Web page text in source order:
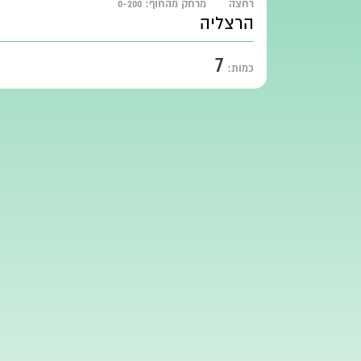
רחצה מרחק מהחוף: 0-200
הרצליה
כמות: 7